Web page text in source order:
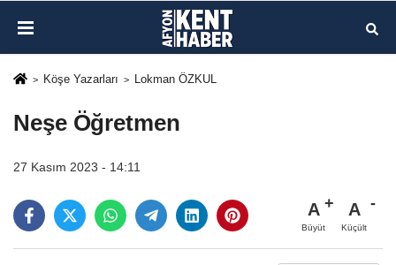
Köşe Yazarları Lokman ÖZKUL
Neşe Öğretmen
27 Kasım 2023 - 14:11
A
Büyüt
A
Küçült